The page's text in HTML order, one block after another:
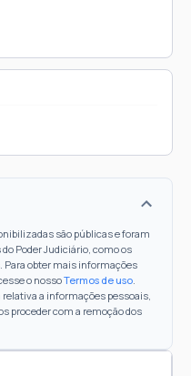
são públicas e foram
Poder Judiciário, como os
Para obter mais informações
o nossoTermos de uso.
a informações pessoais,
proceder com a remoção dos